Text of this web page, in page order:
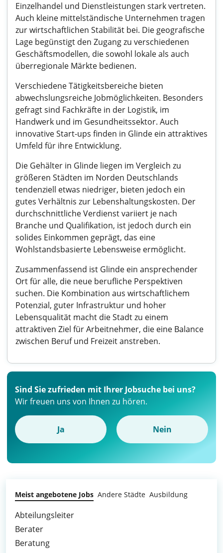
Einzelhandel und Dienstleistungen stark vertreten.
Auch kleine mittelständische Unternehmen tragen
zur wirtschaftlichen Stabilität bei. Die geografische
Lage begünstigt den Zugang zu verschiedenen
Geschäftsmodellen, die sowohl lokale als auch
überregionale Märkte bedienen.
Verschiedene Tätigkeitsbereiche bieten
abwechslungsreiche Jobmöglichkeiten. Besonders
gefragt sind Fachkräfte in der Logistik, im
Handwerk und im Gesundheitssektor. Auch
innovative Start-ups finden in Glinde ein attraktives
Umfeld für ihre Entwicklung.
Die Gehälter in Glinde liegen im Vergleich zu
größeren Städten im Norden Deutschlands
tendenziell etwas niedriger, bieten jedoch ein
gutes Verhältnis zur Lebenshaltungskosten. Der
durchschnittliche Verdienst variiert je nach
Branche und Qualifikation, ist jedoch durch ein
solides Einkommen geprägt, das eine
Wohlstandsbasierte Lebensweise ermöglicht.
Zusammenfassend ist Glinde ein ansprechender
Ort für alle, die neue berufliche Perspektiven
suchen. Die Kombination aus wirtschaftlichem
Potenzial, guter Infrastruktur und hoher
Lebensqualität macht die Stadt zu einem
attraktiven Ziel für Arbeitnehmer, die eine Balance
zwischen Beruf und Freizeit anstreben.
Sind Sie zufrieden mit Ihrer Jobsuche bei uns?
Wir freuen uns von Ihnen zu hören.
Ja Nein
Meist angebotene Jobs Andere Städte Ausbildung
Abteilungsleiter
Berater
Beratung